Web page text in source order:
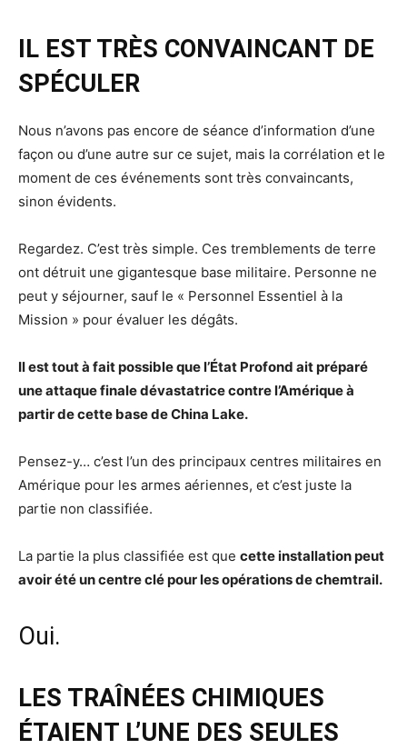
IL EST TRÈS CONVAINCANT DE
SPÉCULER
Nous n’avons pas encore de séance d’information d’une
façon ou d’une autre sur ce sujet, mais la corrélation et le
moment de ces événements sont très convaincants,
sinon évidents.
Regardez. C’est très simple. Ces tremblements de terre
ont détruit une gigantesque base militaire. Personne ne
peut y séjourner, sauf le « Personnel Essentiel à la
Mission » pour évaluer les dégâts.
Il est tout à fait possible que l’État Profond ait préparé
une attaque finale dévastatrice contre l’Amérique à
partir de cette base de China Lake.
Pensez-y… c’est l’un des principaux centres militaires en
Amérique pour les armes aériennes, et c’est juste la
partie non classifiée.
La partie la plus classifiée est que cette installation peut
avoir été un centre clé pour les opérations de chemtrail.
Oui.
LES TRAÎNÉES CHIMIQUES
ÉTAIENT L’UNE DES SEULES